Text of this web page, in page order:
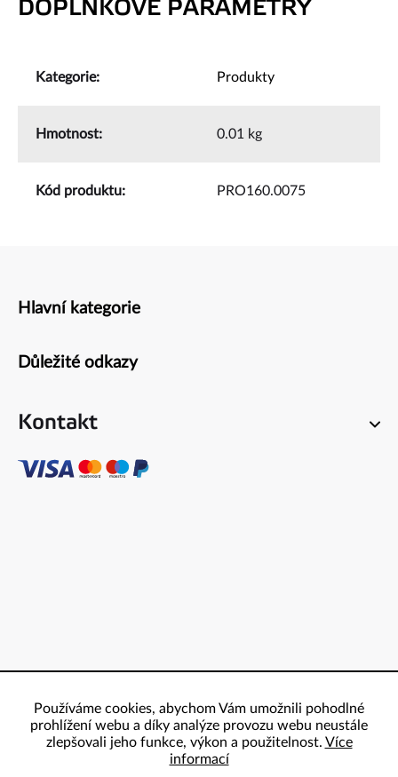
Používáme cookies, abychom Vám umožnili pohodlné
prohlížení webu a díky analýze provozu webu neustále
zlepšovali jeho funkce, výkon a použitelnost. Více
informací
DOPLŇKOVÉ PARAMETRY
Kategorie: Produkty
Hmotnost: 0.01 kg
Kód produktu: PRO160.0075
Zápatí
Hlavní kategorie
Důležité odkazy
Kontakt